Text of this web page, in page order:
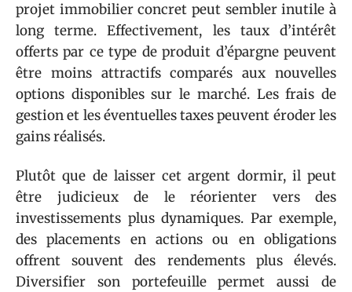
projet immobilier concret peut sembler inutile à
long terme. Effectivement, les taux d’intérêt
offerts par ce type de produit d’épargne peuvent
être moins attractifs comparés aux nouvelles
options disponibles sur le marché. Les frais de
gestion et les éventuelles taxes peuvent éroder les
gains réalisés.
Plutôt que de laisser cet argent dormir, il peut
être judicieux de le réorienter vers des
investissements plus dynamiques. Par exemple,
des placements en actions ou en obligations
offrent souvent des rendements plus élevés.
Diversifier son portefeuille permet aussi de